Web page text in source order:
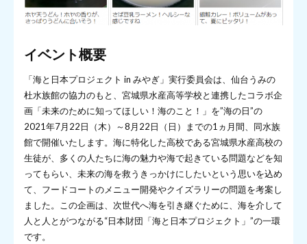
イベント概要
「海と日本プロジェクト in みやぎ」実行委員会は、仙台うみの
杜水族館の協力のもと、宮城県水産高等学校と連携したコラボ企
画「未来のために知ってほしい！海のこと！」を”海の日”の
2021年7月22日（木）～8月22日（日）までの1ヵ月間、同水族
館で開催いたします。海に特化した高校である宮城県水産高校の
生徒が、多くの人たちに海の魅力や海で起きている問題などを知
ってもらい、未来の海を救うきっかけにしたいという思いを込め
て、フードコートのメニュー開発やクイズラリーの問題を考案し
ました。この企画は、次世代へ海を引き継ぐために、海を介して
人と人とがつながる“日本財団「海と日本プロジェクト」”の一環
です。